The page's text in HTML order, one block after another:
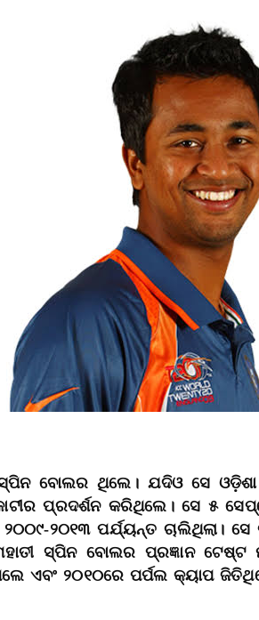
ସ୍ପିନ ବୋଲର ଥିଲେ। ଯଦିଓ ସେ
ପ୍ରଦର୍ଶନ କରିଥିଲେ। ସେ ୫
୨୦୦୯-୨୦୧୩ ପର୍ଯ୍ୟନ୍ତ ଚାଲିଥିଲା।
ସ୍ପିନ ବୋଲର ପ୍ରଜ୍ଞାନ
ଏବଂ ୨୦୧୦ରେ ପର୍ପଲ କ୍ୟାପ